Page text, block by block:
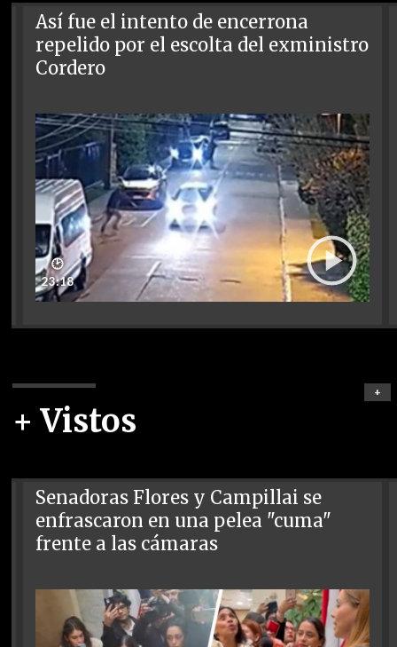
Así fue el intento de encerrona
repelido por el escolta del exministro
Cordero
🕑
23:18
+ Vistos
+
Senadoras Flores y Campillai se
enfrascaron en una pelea "cuma"
frente a las cámaras